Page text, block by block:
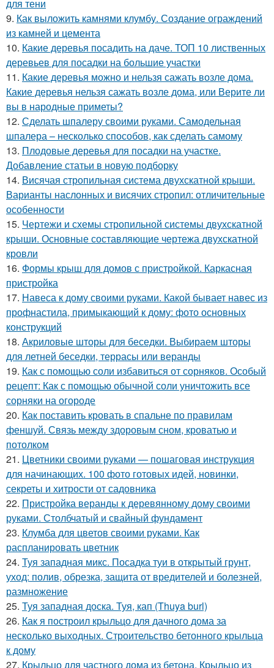
для тени
9. Как выложить камнями клумбу. Создание ограждений
из камней и цемента
10. Какие деревья посадить на даче. ТОП 10 лиственных
деревьев для посадки на большие участки
11. Какие деревья можно и нельзя сажать возле дома.
Какие деревья нельзя сажать возле дома, или Верите ли
вы в народные приметы?
12. Сделать шпалеру своими руками. Самодельная
шпалера – несколько способов, как сделать самому
13. Плодовые деревья для посадки на участке.
Добавление статьи в новую подборку
14. Висячая стропильная система двухскатной крыши.
Варианты наслонных и висячих стропил: отличительные
особенности
15. Чертежи и схемы стропильной системы двухскатной
крыши. Основные составляющие чертежа двухскатной
кровли
16. Формы крыш для домов с пристройкой. Каркасная
пристройка
17. Навеса к дому своими руками. Какой бывает навес из
профнастила, примыкающий к дому: фото основных
конструкций
18. Акриловые шторы для беседки. Выбираем шторы
для летней беседки, террасы или веранды
19. Как с помощью соли избавиться от сорняков. Особый
рецепт: Как с помощью обычной соли уничтожить все
сорняки на огороде
20. Как поставить кровать в спальне по правилам
феншуй. Связь между здоровым сном, кроватью и
потолком
21. Цветники своими руками — пошаговая инструкция
для начинающих. 100 фото готовых идей, новинки,
секреты и хитрости от садовника
22. Пристройка веранды к деревянному дому своими
руками. Столбчатый и свайный фундамент
23. Клумба для цветов своими руками. Как
распланировать цветник
24. Туя западная микс. Посадка туи в открытый грунт,
уход: полив, обрезка, защита от вредителей и болезней,
размножение
25. Туя западная доска. Туя, кап (Thuya burl)
26. Как я построил крыльцо для дачного дома за
несколько выходных. Строительство бетонного крыльца
к дому
27. Крыльцо для частного дома из бетона. Крыльцо из